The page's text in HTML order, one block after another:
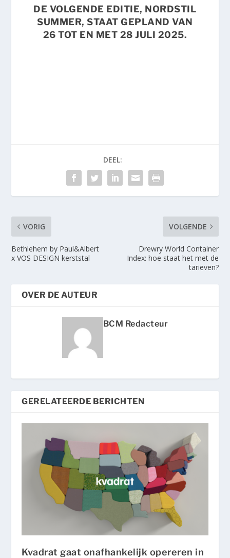
DE VOLGENDE EDITIE, NORDSTIL
SUMMER, STAAT GEPLAND VAN
26 TOT EN MET 28 JULI 2025.
DEEL:
VORIG
Bethlehem by Paul&Albert
x VOS DESIGN kerststal
VOLGENDE
Drewry World Container
Index: hoe staat het met de
tarieven?
OVER DE AUTEUR
BCM Redacteur
GERELATEERDE BERICHTEN
Kvadrat gaat onafhankelijk opereren in